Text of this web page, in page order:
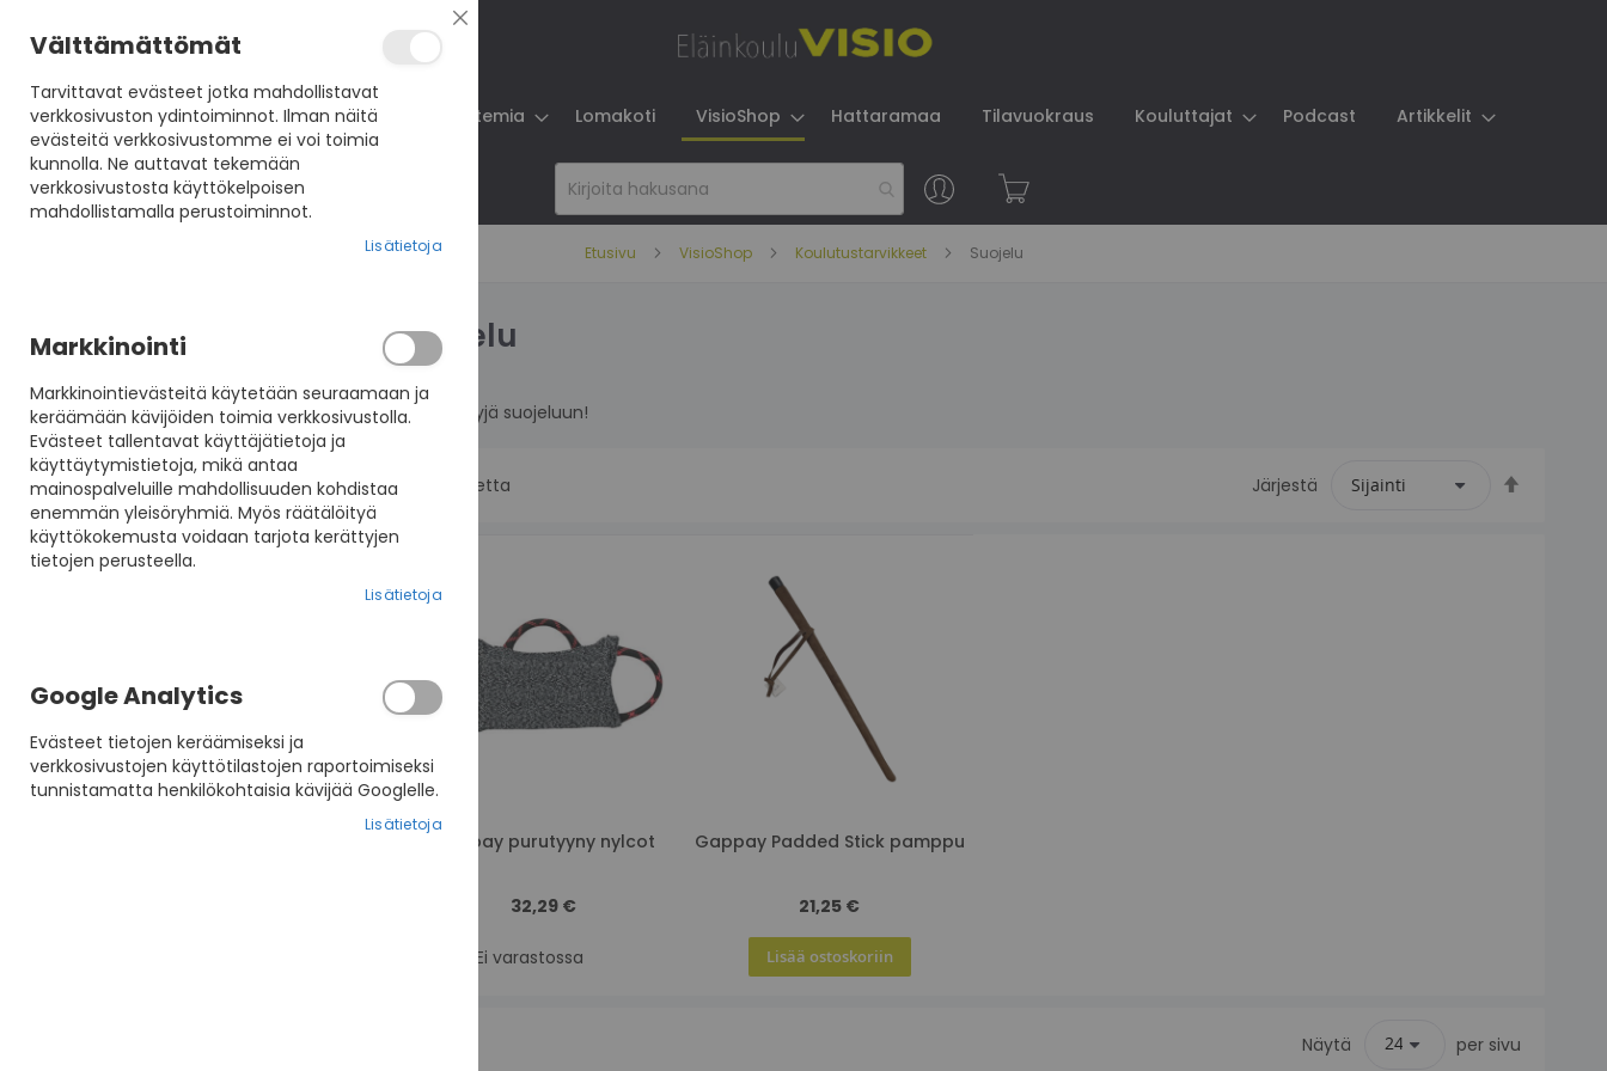
Koulutukset VisioNet VisioAkatemia Lomakoti VisioShop Hattaramaa Tilavuokraus Kouluttajat Podcast Artikkelit
Skip
to
Content
Etusivu VisioShop Koulutustarvikkeet Suojelu
Suojelu
Purutyynyjä suojeluun!
tuotetta Järjestä
Gappay purutyyny nylcot
32,29 €
Ei varastossa
Gappay Padded Stick pamppu
21,25 €
Lisää ostoskoriin
Näytä per sivu
LISTAUSVALINNAT
Hinta
0,00 €-24,99 €
25,00 €ja yli
Tuotemerkki
Sulje
Välttämättömät
Tarvittavat evästeet jotka mahdollistavat
verkkosivuston ydintoiminnot. Ilman näitä
evästeitä verkkosivustomme ei voi toimia
kunnolla. Ne auttavat tekemään
verkkosivustosta käyttökelpoisen
mahdollistamalla perustoiminnot.
Lisätietoja
Markkinointi
Markkinointievästeitä käytetään seuraamaan ja
keräämään kävijöiden toimia verkkosivustolla.
Evästeet tallentavat käyttäjätietoja ja
käyttäytymistietoja, mikä antaa
mainospalveluille mahdollisuuden kohdistaa
enemmän yleisöryhmiä. Myös räätälöityä
käyttökokemusta voidaan tarjota kerättyjen
tietojen perusteella.
Lisätietoja
Google Analytics
Evästeet tietojen keräämiseksi ja
verkkosivustojen käyttötilastojen raportoimiseksi
tunnistamatta henkilökohtaisia kävijää Googlelle.
Lisätietoja